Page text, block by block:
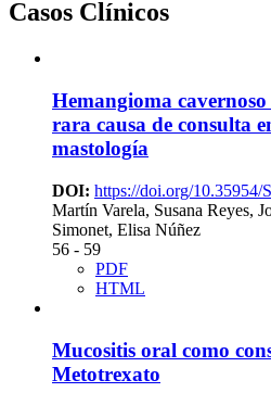
Casos Clínicos
Hemangioma
rara causa de consulta
mastología
DOI: https://doi.org/10.35954/
Martín Varela, Susana Reyes,
Simonet, Elisa Núñez
56 - 59
PDF
HTML
Mucositis oral como
Metotrexato